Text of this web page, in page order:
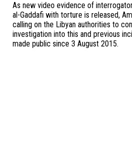
As new video evidence of
al-Gaddafi with torture is released,
calling on the Libyan authorities to
investigation into this and previous
made public since 3 August 2015.